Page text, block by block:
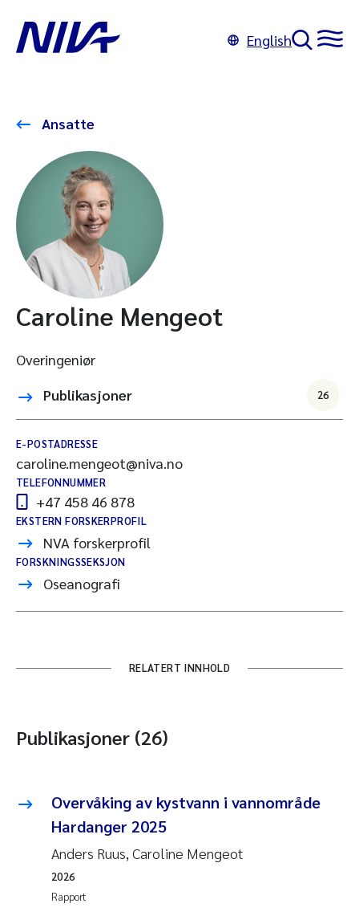
English
Ansatte
Caroline Mengeot
Overingeniør
Publikasjoner
26
E-POSTADRESSE
caroline.mengeot@niva.no
TELEFONNUMMER
+47 458 46 878
EKSTERN FORSKERPROFIL
NVA forskerprofil
FORSKNINGSSEKSJON
Oseanografi
RELATERT INNHOLD
Publikasjoner (26)
Overvåking av kystvann i vannområde
Hardanger 2025
Anders Ruus, Caroline Mengeot
Rapport
2026